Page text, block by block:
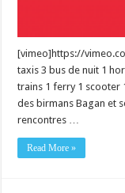
[vimeo]https://
taxis 3 bus de nuit 1
trains 1 ferry 1 scooter
des birmans Bagan et
rencontres …
Read More »